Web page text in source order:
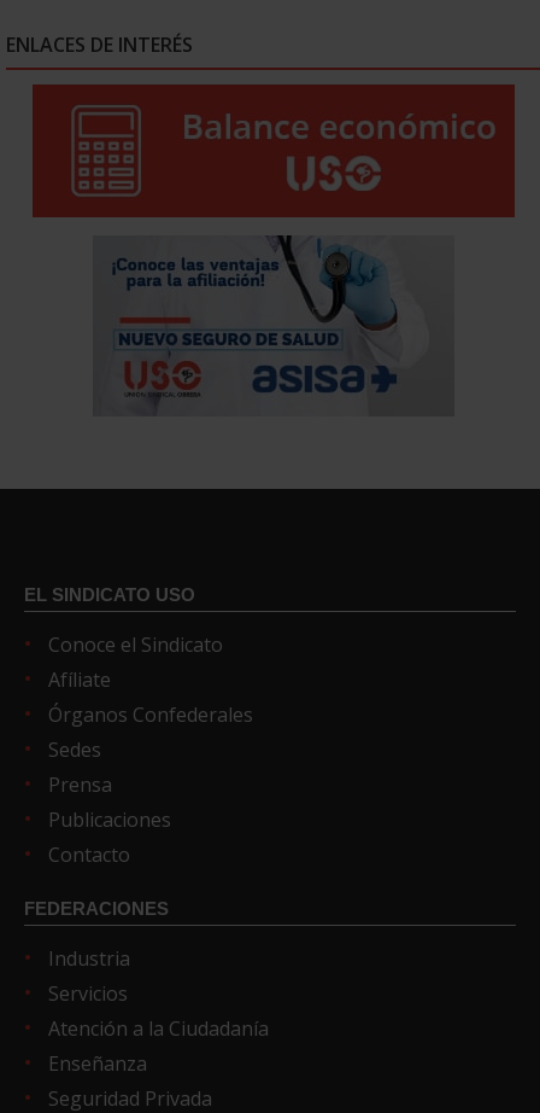
ENLACES DE INTERÉS
EL SINDICATO USO
Conoce el Sindicato
Afíliate
Órganos Confederales
Sedes
Prensa
Publicaciones
Contacto
FEDERACIONES
Industria
Servicios
Atención a la Ciudadanía
Enseñanza
Seguridad Privada